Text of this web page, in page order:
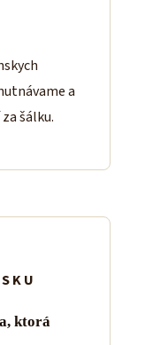
a
šálku.
ktorá